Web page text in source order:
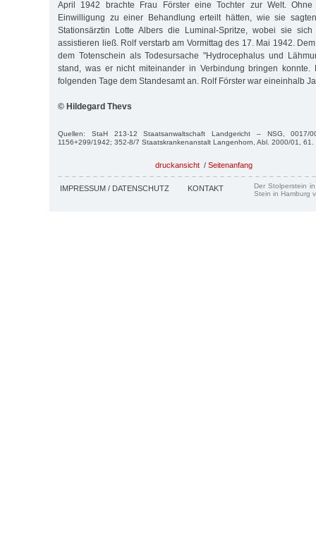
April 1942 brachte Frau Förster eine Tochter zur Welt.
Einwilligung zu einer Behandlung erteilt hätten, wie sie
Stationsärztin Lotte Albers die Luminal-Spritze, wobei sie sich
assistieren ließ. Rolf verstarb am Vormittag des 17. Mai 1942.
dem Totenschein als Todesursache "Hydrocephalus und
stand, was er nicht miteinander in Verbindung bringen konnte.
folgenden Tage dem Standesamt an. Rolf Förster war eineinhalb
© Hildegard Thevs
Quellen: StaH 213-12 Staatsanwaltschaft Landgericht – NSG, 0017/
1156+299/1942; 352-8/7 Staatskrankenanstalt Langenhorn, Abl. 2000/01, 61.
druckansicht / Seitenanfang
IMPRESSUM / DATENSCHUTZ KONTAKT
Der Stolperstein
Stein in Hamburg